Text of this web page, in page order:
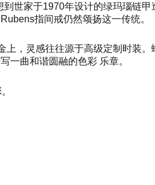
世家于1970年设计的绿玛瑙链
指间戒仍然颂扬这一传统。
，灵感往往源于高级定制时装
一曲和谐圆融的色彩 乐章。